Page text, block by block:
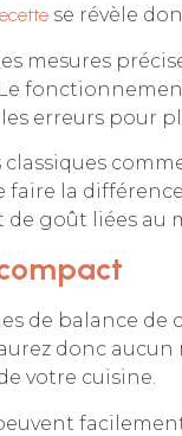
se révèle
mesures
erreurs pour
la
goût liées au
de balance de
donc
votre cuisine.